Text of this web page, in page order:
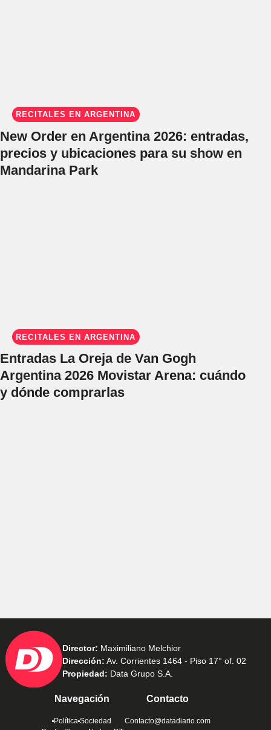
RECITALES EN ARGENTINA
New Order en Argentina 2026: entradas,
precios y ubicaciones para su show en
Mandarina Park
RECITALES EN ARGENTINA
Entradas La Oreja de Van Gogh
Argentina 2026 Movistar Arena: cuándo
y dónde comprarlas
Director: Maximiliano Melchior
Dirección: Av. Corrientes 1464 - Piso 17° of. 02
Propiedad: Data Grupo S.A.
Navegación
Política Sociedad
Contacto
Contacto@datadiario.com